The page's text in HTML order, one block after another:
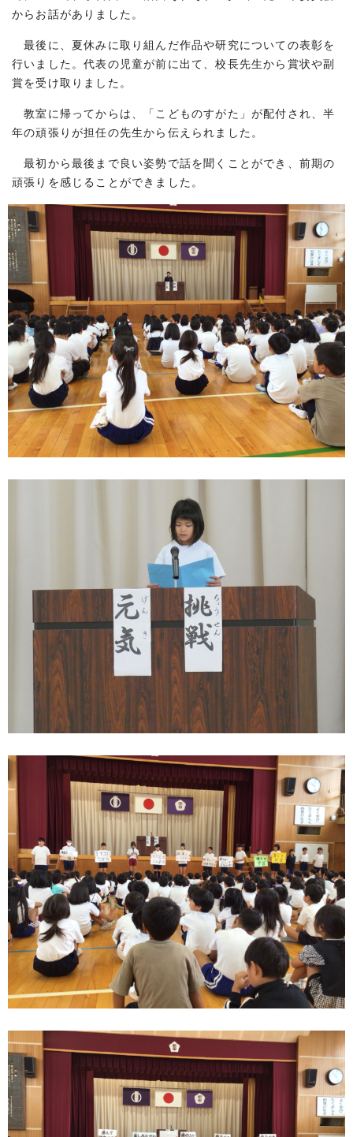
からお話がありました。
最後に、夏休みに取り組んだ作品や研究についての表彰を
行いました。代表の児童が前に出て、校長先生から賞状や副
賞を受け取りました。
教室に帰ってからは、「こどものすがた」が配付され、半
年の頑張りが担任の先生から伝えられました。
最初から最後まで良い姿勢で話を聞くことができ、前期の
頑張りを感じることができました。